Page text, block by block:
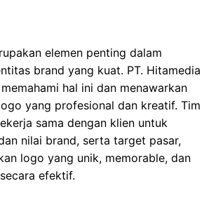
elemen penting dalam
brand yang kuat. PT. Hitamedia
hal ini dan menawarkan
yang profesional dan kreatif. Tim
sama dengan klien untuk
nilai brand, serta target pasar,
logo yang unik, memorable, dan
efektif.